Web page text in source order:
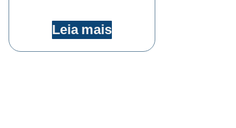
Leia mais